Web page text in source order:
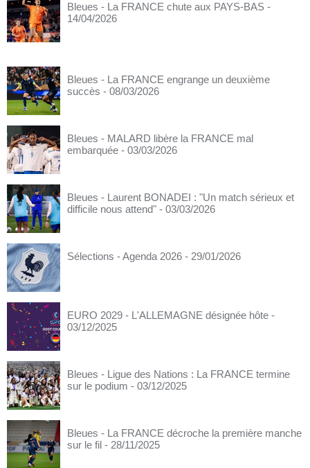
Bleues - La FRANCE chute aux PAYS-BAS -
14/04/2026
Bleues - La FRANCE engrange un deuxième
succès - 08/03/2026
Bleues - MALARD libère la FRANCE mal
embarquée - 03/03/2026
Bleues - Laurent BONADEI : "Un match sérieux et
difficile nous attend" - 03/03/2026
Sélections - Agenda 2026 - 29/01/2026
EURO 2029 - L'ALLEMAGNE désignée hôte -
03/12/2025
Bleues - Ligue des Nations : La FRANCE termine
sur le podium - 03/12/2025
Bleues - La FRANCE décroche la première manche
sur le fil - 28/11/2025